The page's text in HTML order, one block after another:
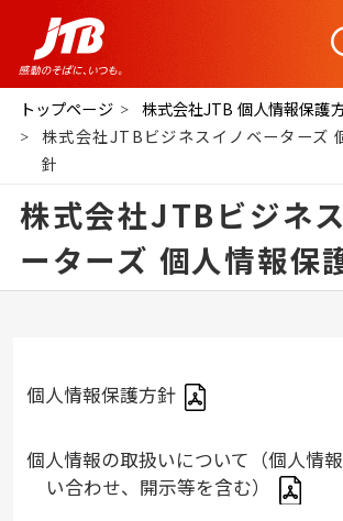
トップページ
株式会社JTB 個人情報保護
株式会社JTBビジネスイノベーターズ
針
株式会社JTBビジネ
ーターズ 個人情報保
個人情報保護方針
個人情報の取扱いについて（個人情
い合わせ、開示等を含む）